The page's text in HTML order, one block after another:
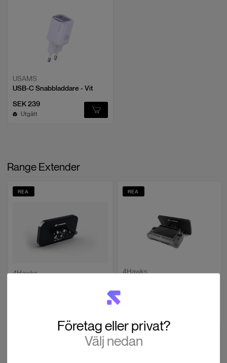
USAMS
USB-C Snabbladdare - Vit
SEK 239
Utgått
Range Extender
REA
4Hawks
REA
4Hawks
Företag eller privat?
Välj nedan